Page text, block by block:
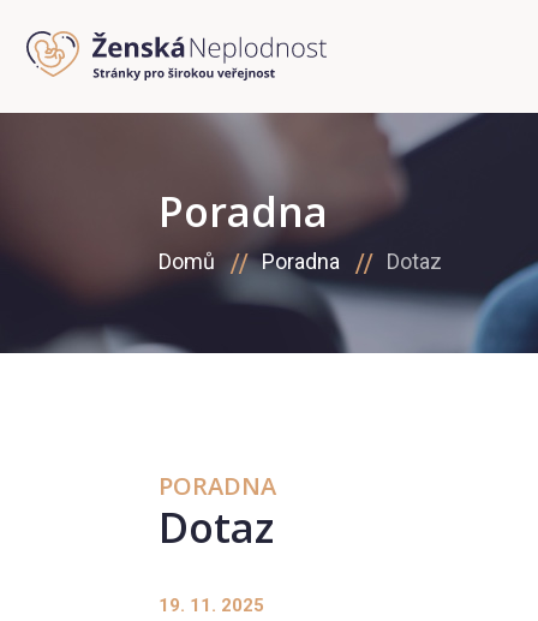
Poradna
Domů Poradna Dotaz
PORADNA
Dotaz
19. 11. 2025